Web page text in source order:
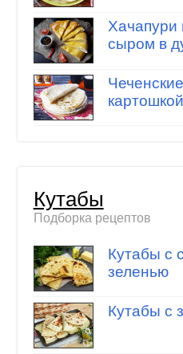
Хачапури
сыром в
картошкой
Кутабы
Подборка рецептов
Кутабы с
зеленью
Кутабы с